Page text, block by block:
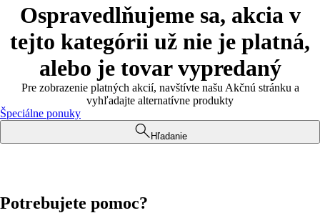
Ospravedlňujeme sa, akcia v
tejto kategórii už nie je platná,
alebo je tovar vypredaný
Pre zobrazenie platných akcií, navštívte našu Akčnú stránku a
vyhľadajte alternatívne produkty
Špeciálne ponuky
Hľadanie
Potrebujete pomoc?